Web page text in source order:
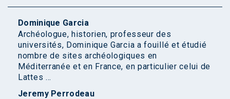
Dominique Garcia
Archéologue, historien, professeur des
universités, Dominique Garcia a fouillé et étudié
nombre de sites archéologiques en
Méditerranée et en France, en particulier celui de
Lattes ...
Jeremy Perrodeau